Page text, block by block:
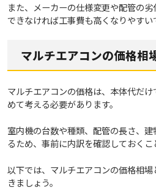
また、メーカーの仕様変更や配管の
できなければ工事費も高くなりやすい
マルチエアコンの価格相
マルチエアコンの価格は、本体代だ
めて考える必要があります。
室内機の台数や種類、配管の長さ、
るため、事前に内訳を確認しておくこ
以下では、マルチエアコンの価格相
きましょう。